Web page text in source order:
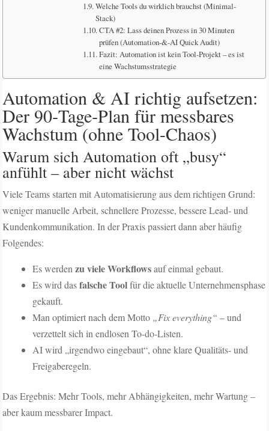
Welche Tools du wirklich brauchst (Minimal-
Stack)
CTA #2: Lass deinen Prozess in 30 Minuten
prüfen (Automation-&-AI Quick Audit)
Fazit: Automation ist kein Tool-Projekt – es ist
eine Wachstumsstrategie
Automation & AI richtig aufsetzen:
Der 90‑Tage‑Plan für messbares
Wachstum (ohne Tool-Chaos)
Warum sich Automation oft „busy“
anfühlt – aber nicht wächst
Viele Teams starten mit Automatisierung aus dem richtigen Grund:
weniger manuelle Arbeit, schnellere Prozesse, bessere Lead- und
Kundenkommunikation. In der Praxis passiert dann aber häufig
Folgendes:
Es werdenzu viele Workflowsauf einmal gebaut.
Es wird dasfalsche Toolfür die aktuelle Unternehmensphase
gekauft.
Man optimiert nach dem Motto „Fix everything“ – und
verzettelt sich in endlosen To-do-Listen.
AI wird „irgendwo eingebaut“, ohne klare Qualitäts- und
Freigaberegeln.
Das Ergebnis: Mehr Tools, mehr Abhängigkeiten, mehr Wartung –
aber kaum messbarer Impact.